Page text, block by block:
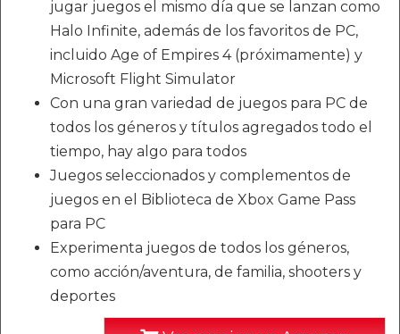
jugar juegos el mismo día que se lanzan como
Halo Infinite, además de los favoritos de PC,
incluido Age of Empires 4 (próximamente) y
Microsoft Flight Simulator
Con una gran variedad de juegos para PC de
todos los géneros y títulos agregados todo el
tiempo, hay algo para todos
Juegos seleccionados y complementos de
juegos en el Biblioteca de Xbox Game Pass
para PC
Experimenta juegos de todos los géneros,
como acción/aventura, de familia, shooters y
deportes